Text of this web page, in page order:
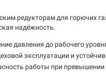
редукторам для горючих
надёжность.
давления до рабочего
эксплуатации и
работы при превышении